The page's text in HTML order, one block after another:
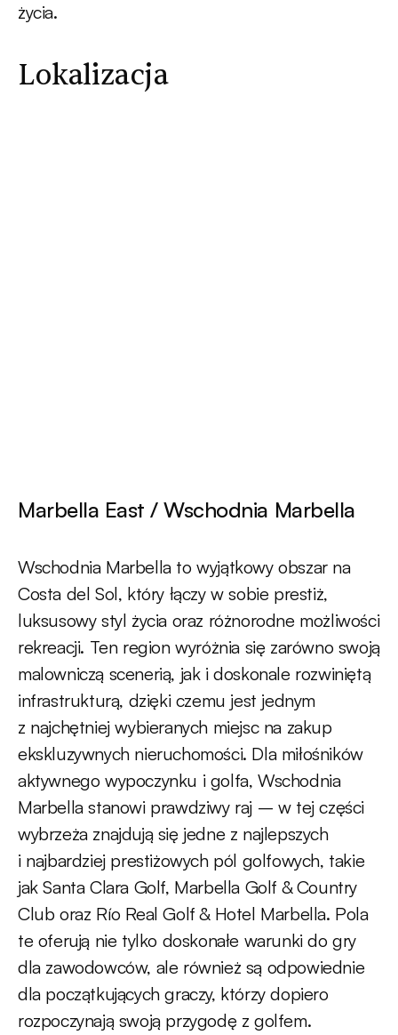
życia.
Lokalizacja
Marbella East / Wschodnia Marbella
Wschodnia Marbella to wyjątkowy obszar na
Costa del Sol, który łączy w sobie prestiż,
luksusowy styl życia oraz różnorodne możliwości
rekreacji. Ten region wyróżnia się zarówno swoją
malowniczą scenerią, jak i doskonale rozwiniętą
infrastrukturą, dzięki czemu jest jednym
z najchętniej wybieranych miejsc na zakup
ekskluzywnych nieruchomości. Dla miłośników
aktywnego wypoczynku i golfa, Wschodnia
Marbella stanowi prawdziwy raj – w tej części
wybrzeża znajdują się jedne z najlepszych
i najbardziej prestiżowych pól golfowych, takie
jak Santa Clara Golf, Marbella Golf & Country
Club oraz Río Real Golf & Hotel Marbella. Pola
te oferują nie tylko doskonałe warunki do gry
dla zawodowców, ale również są odpowiednie
dla początkujących graczy, którzy dopiero
rozpoczynają swoją przygodę z golfem.